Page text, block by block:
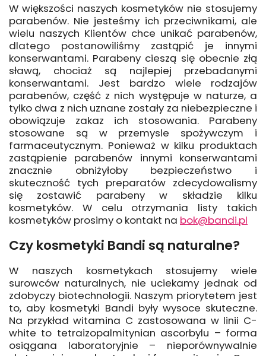
W większości naszych kosmetyków nie stosujemy
parabenów. Nie jesteśmy ich przeciwnikami, ale
wielu naszych Klientów chce unikać parabenów,
dlatego postanowiliśmy zastąpić je innymi
konserwantami. Parabeny cieszą się obecnie złą
sławą, chociaż są najlepiej przebadanymi
konserwantami. Jest bardzo wiele rodzajów
parabenów, część z nich występuje w naturze, a
tylko dwa z nich uznane zostały za niebezpieczne i
obowiązuje zakaz ich stosowania. Parabeny
stosowane są w przemysle spożywczym i
farmaceutycznym. Ponieważ w kilku produktach
zastąpienie parabenów innymi konserwantami
znacznie obniżyłoby bezpieczeństwo i
skuteczność tych preparatów zdecydowalismy
się zostawić parabeny w składzie kilku
kosmetyków. W celu otrzymania listy takich
kosmetyków prosimy o kontakt na bok@bandi.pl
Czy kosmetyki Bandi są naturalne?
W naszych kosmetykach stosujemy wiele
surowców naturalnych, nie uciekamy jednak od
zdobyczy biotechnologii. Naszym priorytetem jest
to, aby kosmetyki Bandi były wysoce skuteczne.
Na przykład witamina C zastosowana w linii C-
white to tetraizopalmitynian ascorbylu – forma
osiągana laboratoryjnie – nieporównywalnie